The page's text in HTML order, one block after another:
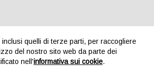
48H - SPEDIZIONI GRATUITE
INVIA MESSAGGIO
quelli di terze parti, per raccogliere
del nostro sito web da parte dei
nell'informativa sui cookie.